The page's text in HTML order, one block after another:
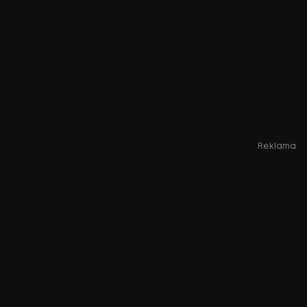
Reklama